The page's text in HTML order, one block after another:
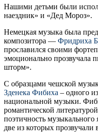
Нашими детьми были
наездник» и «Дед Мороз».
Немецкая музыка была
композитора — Фридриха
прославился своими
эмоционально прозвучала
шторм».
С образцами чешской
Зденека Фибиха – одного
национальной музыки.
романтической
поэтичность
две из которых